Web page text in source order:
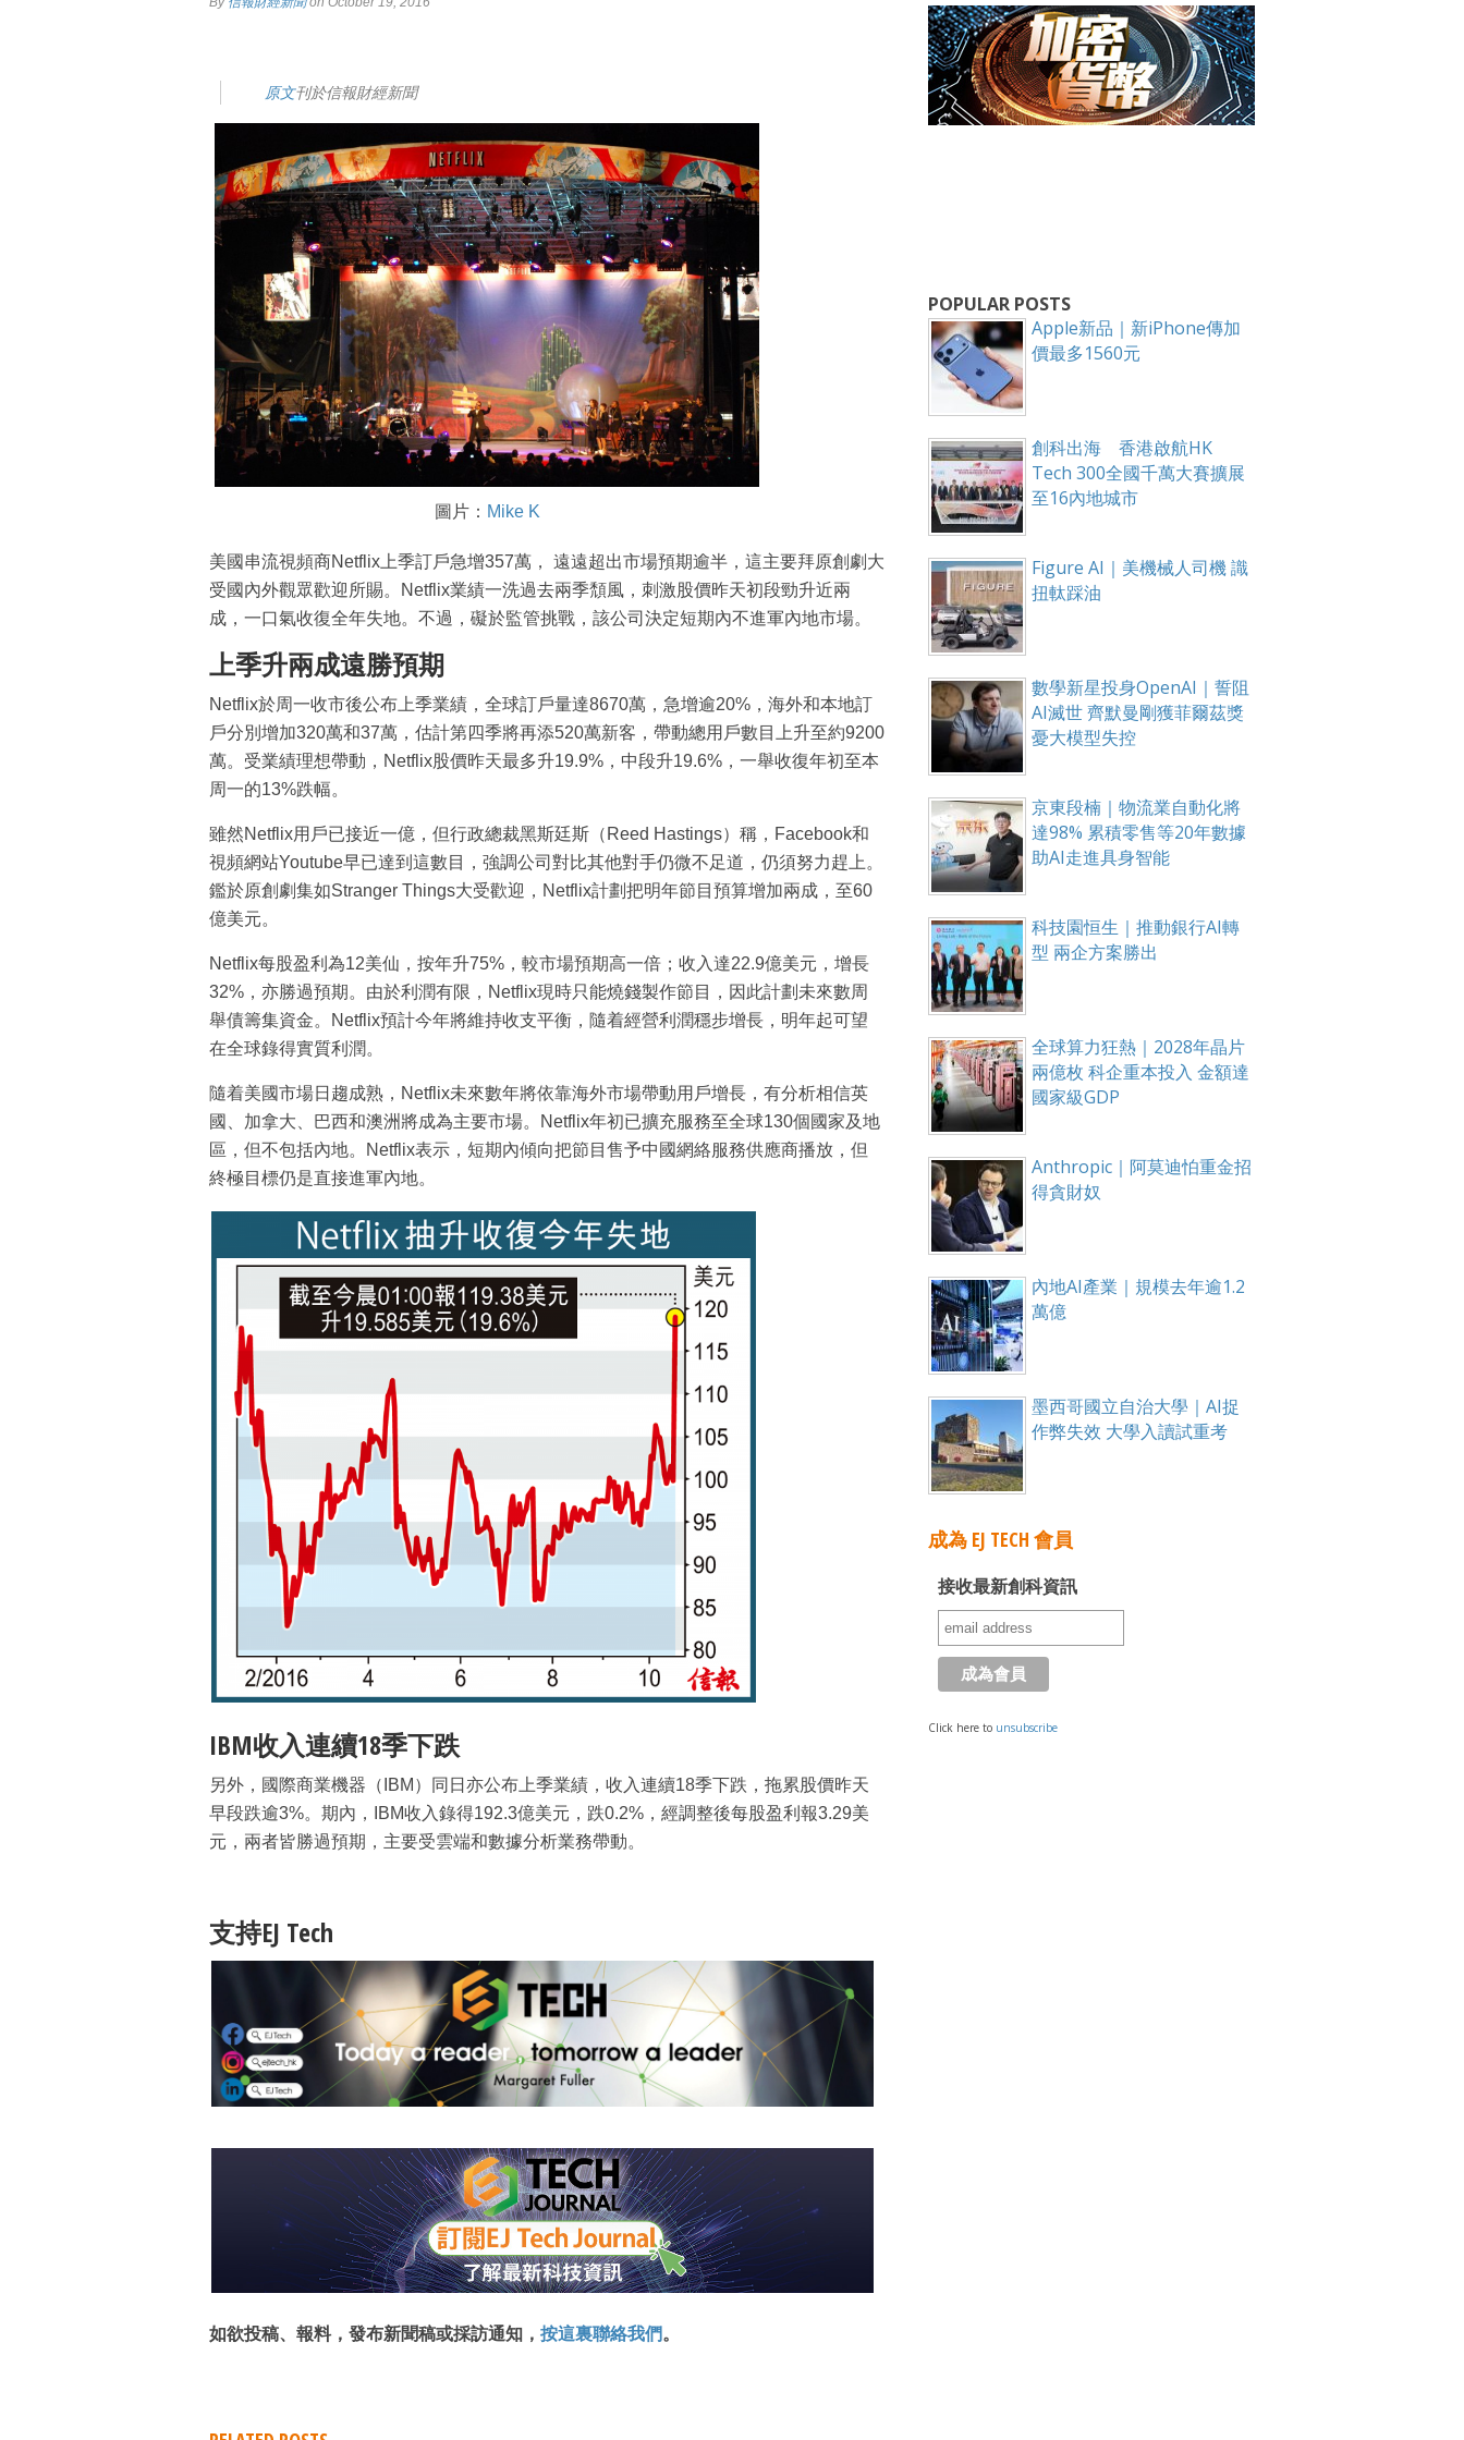
原文刊於信報財經新聞
圖片： Mike K
美國串流視頻商Netflix上季訂戶急增357萬， 遠遠超出市場預期逾半，這主要拜原創劇大
受國內外觀眾歡迎所賜。Netflix業績一洗過去兩季頹風，刺激股價昨天初段勁升近兩
成，一口氣收復全年失地。不過，礙於監管挑戰，該公司決定短期內不進軍內地市場。
上季升兩成遠勝預期
Netflix於周一收市後公布上季業績，全球訂戶量達8670萬，急增逾20%，海外和本地訂
戶分別增加320萬和37萬，估計第四季將再添520萬新客，帶動總用戶數目上升至約9200
萬。受業績理想帶動，Netflix股價昨天最多升19.9%，中段升19.6%，一舉收復年初至本
周一的13%跌幅。
雖然Netflix用戶已接近一億，但行政總裁黑斯廷斯（Reed Hastings）稱，Facebook和
視頻網站Youtube早已達到這數目，強調公司對比其他對手仍微不足道，仍須努力趕上。
鑑於原創劇集如Stranger Things大受歡迎，Netflix計劃把明年節目預算增加兩成，至60
億美元。
Netflix每股盈利為12美仙，按年升75%，較市場預期高一倍；收入達22.9億美元，增長
32%，亦勝過預期。由於利潤有限，Netflix現時只能燒錢製作節目，因此計劃未來數周
舉債籌集資金。Netflix預計今年將維持收支平衡，隨着經營利潤穩步增長，明年起可望
在全球錄得實質利潤。
隨着美國市場日趨成熟，Netflix未來數年將依靠海外市場帶動用戶增長，有分析相信英
國、加拿大、巴西和澳洲將成為主要市場。Netflix年初已擴充服務至全球130個國家及地
區，但不包括內地。Netflix表示，短期內傾向把節目售予中國網絡服務供應商播放，但
終極目標仍是直接進軍內地。
IBM收入連續18季下跌
另外，國際商業機器（IBM）同日亦公布上季業績，收入連續18季下跌，拖累股價昨天
早段跌逾3%。期內，IBM收入錄得192.3億美元，跌0.2%，經調整後每股盈利報3.29美
元，兩者皆勝過預期，主要受雲端和數據分析業務帶動。
支持EJ Tech
如欲投稿、報料，發布新聞稿或採訪通知， 按這裏聯絡我們。
POPULAR POSTS
Apple新品｜新iPhone傳加
價最多1560元
創科出海 香港啟航HK
Tech 300全國千萬大賽擴展
至16內地城市
Figure AI｜美機械人司機 識
扭軚踩油
數學新星投身OpenAI｜誓阻
AI滅世 齊默曼剛獲菲爾茲獎
憂大模型失控
京東段楠｜物流業自動化將
達98% 累積零售等20年數據
助AI走進具身智能
科技園恒生｜推動銀行AI轉
型 兩企方案勝出
全球算力狂熱｜2028年晶片
兩億枚 科企重本投入 金額達
國家級GDP
Anthropic｜阿莫迪怕重金招
得貪財奴
內地AI產業｜規模去年逾1.2
萬億
墨西哥國立自治大學｜AI捉
作弊失效 大學入讀試重考
成為 EJ TECH 會員
接收最新創科資訊
Click here to unsubscribe
成為 EJ Tech 會員
最新資訊（附創業懶人包），直達郵箱！